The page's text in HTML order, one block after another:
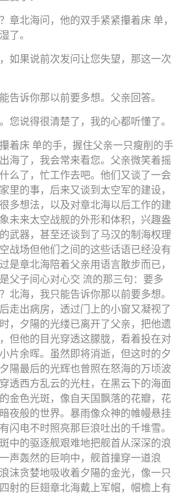
章北海问，他的双手紧紧攥着床 单，
了。
如果说前次发问让您失望，那这一次
告诉你那以前要多想。父亲回答。
您说得很清楚了，我的心都听懂了。
着床 单的手，握住父亲一只瘦削的手
海了，我会常来看您。父亲微笑着摇
么了，忙工作去吧。他们又谈了一会
里的事，后来又谈到太空军的建设，
多想法，以及对章北海以后工作的建
未来太空战舰的外形和体积，兴趣盎
武器，甚至还谈到了马汉的制海权理
战场但他们之间的这些话语已经没有
是章北海陪着父亲用语言散步而已，
父子间心对心交 流的那三句：要多
北海，我只能告诉你那以前要多想。
走出病房，透过门上的小窗又凝视了
，夕陽的光缕已离开了父亲，把他遗
但他的目光穿透这朦胧，看着投在对
片余晖。虽然即将消逝，但这时的夕
陽最后的光辉也曾照在怒海的万顷波
透西方乱云的光柱，在黑云下的海面
金色光斑，像自天国飘落的花瓣，花
夜般的世界。暴雨像众神的帷幔悬挂
闪电不时照亮那巨浪吐出的千堆雪。
中的驱逐舰艰难地把舰首从深深的浪
声轰然的巨响中，舰首撞穿一道浪
沫贪婪地吸收着夕陽的金光，像一只
射的巨翅章北海戴上军帽，帽檐上有